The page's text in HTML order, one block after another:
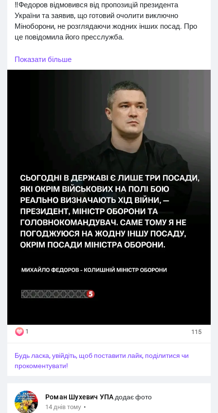
‼️Федоров відмовився від пропозицій президента
України та заявив, що готовий очолити виключно
Міноборони, не розглядаючи жодних інших посад. Про
це повідомила його пресслужба.
Федоров пояснив це тим, що сьогодні на хід війни
реально впливають лише президент, міністр оборони та
👉За словами колишнього очільника відомства, будь-
який інший пост не дасть йому достатніх повноважень,
щоб остаточно викорінити корупцію в закупівлях,
завершити реформу армії та продовжити роботу над
планом AIR–LAND–ECONOMY, який його команда
запустила після приходу в міністерство в січні 2026
Показати більше
1 115
Будь ласка, увійдіть, щоб поставити лайк, поділитися чи
прокоментувати!
Роман Шухевич УПА додає фото
14 днів тому ·